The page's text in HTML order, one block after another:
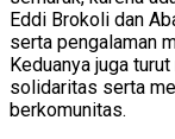
Eddi Brokoli dan
serta pengalaman
Keduanya juga
solidaritas serta
berkomunitas.